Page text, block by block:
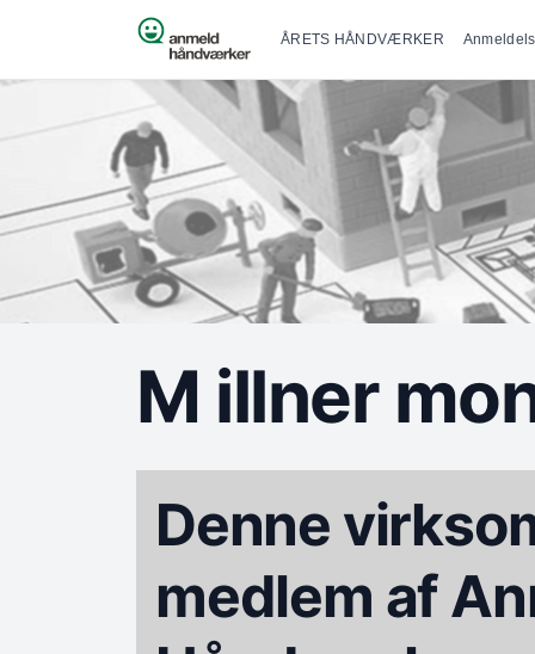
Spring til indhold Primær
ÅRETS HÅNDVÆRKER
M illner
Denne
medlem af